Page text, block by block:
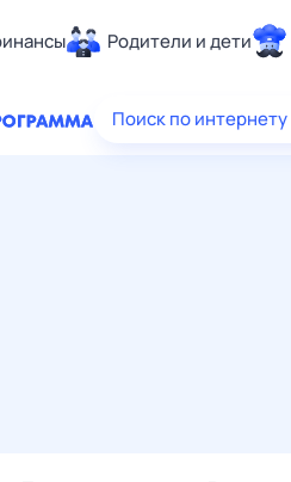
Родители и дети
Здоровье
Поиск по интернету